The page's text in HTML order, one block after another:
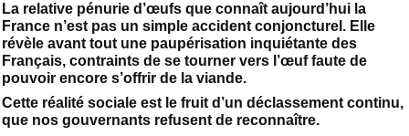
La relative pénurie d’œufs que connaît aujourd’hui la
France n’est pas un simple accident conjoncturel. Elle
révèle avant tout une paupérisation inquiétante des
Français, contraints de se tourner vers l’œuf faute de
pouvoir encore s’offrir de la viande.
Cette réalité sociale est le fruit d’un déclassement continu,
que nos gouvernants refusent de reconnaître.